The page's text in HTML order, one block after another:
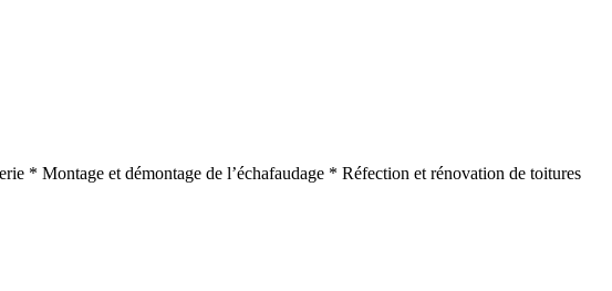
* Montage et démontage de l’échafaudage * Réfection et rénovation de toitures